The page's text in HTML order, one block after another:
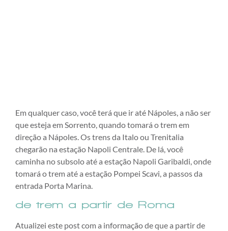
Em qualquer caso, você terá que ir até Nápoles, a não ser
que esteja em Sorrento, quando tomará o trem em
direção a Nápoles. Os trens da Italo ou Trenitalia
chegarão na estação Napoli Centrale. De lá, você
caminha no subsolo até a estação Napoli Garibaldi, onde
tomará o trem até a estação Pompei Scavi, a passos da
entrada Porta Marina.
de trem a partir de Roma
Atualizei este post com a informação de que a partir de